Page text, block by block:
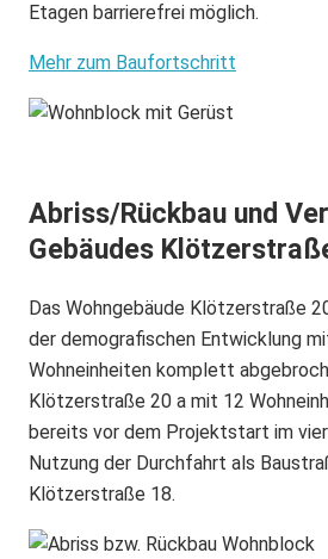
Etagen barrierefrei möglich.
Mehr zum Baufortschritt
Abriss/Rückbau und
Gebäudes
Das Wohngebäude Klötzerstraße
der demografischen Entwicklung
Wohneinheiten komplett
Klötzerstraße 20 a mit 12
bereits vor dem Projektstart im
Nutzung der Durchfahrt als
Klötzerstraße 18.